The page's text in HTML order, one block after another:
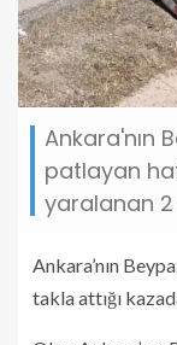
Ankara'nın
patlayan
yaralanan 2
Ankara’nın
takla attığı